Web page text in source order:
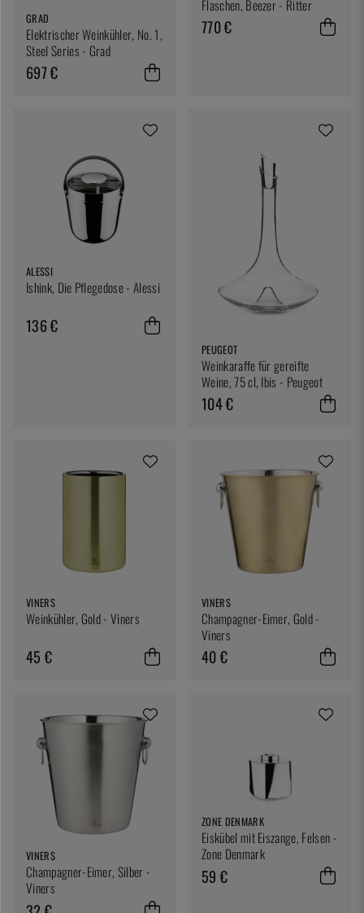
GRAD
Elektrischer Weinkühler, No. 1,
Steel Series - Grad
697 €
Flaschen, Beezer - Ritter
770 €
ALESSI
Ishink, Die Pflegedose - Alessi
136 €
PEUGEOT
Weinkaraffe für gereifte
Weine, 75 cl, Ibis - Peugeot
104 €
VINERS
Weinkühler, Gold - Viners
45 €
VINERS
Champagner-Eimer, Gold -
Viners
40 €
VINERS
Champagner-Eimer, Silber -
Viners
ZONE DENMARK
Eiskübel mit Eiszange, Felsen -
Zone Denmark
59 €